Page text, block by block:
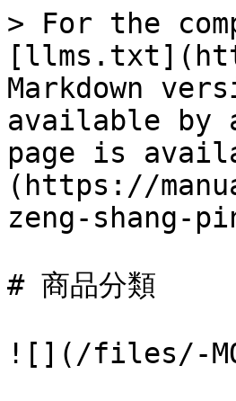
> For the
Markdown
available by
page is
(https://
zeng-shang-
# 商品分類
![](/files/-